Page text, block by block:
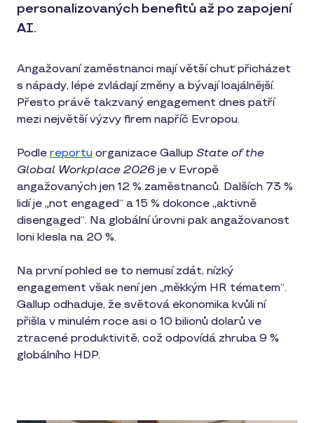
personalizovaných benefitů až po zapojení
AI.
Angažovaní zaměstnanci mají větší chuť přicházet
s nápady, lépe zvládají změny a bývají loajálnější.
Přesto právě takzvaný engagement dnes patří
mezi největší výzvy firem napříč Evropou.
Podle reportu organizace Gallup State of the
Global Workplace 2026 je v Evropě
angažovaných jen 12 % zaměstnanců. Dalších 73 %
lidí je „not engaged“ a 15 % dokonce „aktivně
disengaged“. Na globální úrovni pak angažovanost
loni klesla na 20 %.
Na první pohled se to nemusí zdát, nízký
engagement však není jen „měkkým HR tématem“.
Gallup odhaduje, že světová ekonomika kvůli ní
přišla v minulém roce asi o 10 bilionů dolarů ve
ztracené produktivitě, což odpovídá zhruba 9 %
globálního HDP.